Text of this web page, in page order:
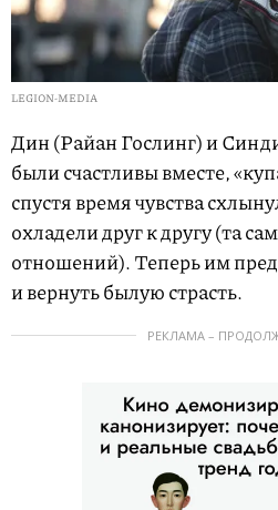
LEGION-MEDIA
Дин (Райан Гослинг) и
были счастливы вместе,
спустя время чувства
охладели друг к другу (та
отношений). Теперь им
и вернуть былую страсть.
РЕКЛАМА –